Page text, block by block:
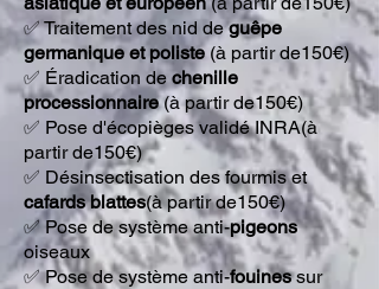
✅ Traitement des nid de guêpe
germanique et poliste (à partir de150€)
✅ Éradication de chenille
processionnaire(à partir de150€)
✅ Pose d'écopiègesvalidé INRA(à
partir de150€)
✅ Désinsectisation desfourmiset
cafardsblattes(à partir de150€)
✅ Pose de système anti-pigeons
oiseaux
✅ Pose de système anti-fouinessur